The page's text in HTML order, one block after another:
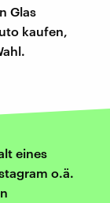
Glas
kaufen,
eines
o.ä.